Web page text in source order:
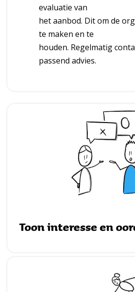
evaluatie van
het aanbod. Dit om de
te maken en te
houden. Regelmatig
passend advies.
Toon interesse en